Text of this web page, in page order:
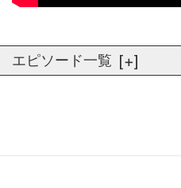
エピソード一覧